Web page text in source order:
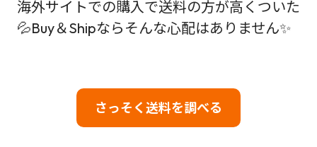
海外サイトでの購入で送料の方が高くついた
💦Buy＆Shipならそんな心配はありません✨
さっそく送料を調べる